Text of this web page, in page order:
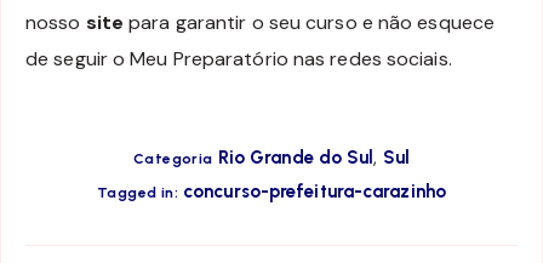
nosso site para garantir o seu curso e não esquece
de seguir o Meu Preparatório nas redes sociais.
Categoria Rio Grande do Sul, Sul
Tagged in: concurso-prefeitura-carazinho